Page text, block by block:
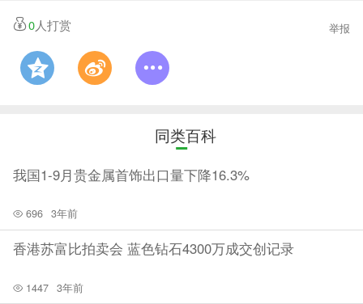
注意的事项，一不小心就会给钻石带来极大伤害。
钻石佩戴注意事项
1、远离高温：虽然钻石是在高温高压下形成的，但是
烧，变成二氧化碳气体。所以不要让你的钻石接近高
2、远离辐射：辐射应该是很多宝石的克星，如果经过
辐射的钻石，钻石的颜色很可能发生变化。别天真地以
为这样自己的白钻就变成彩钻了，经过辐射变化的钻石
3、远离油污：钻石具有亲油性，正因为这样，钻石更
0人打赏 举报
同类百科
我国1-9月贵金属首饰出口量下降16.3%
696 3年前
香港苏富比拍卖会 蓝色钻石4300万成交创记录
1447 3年前